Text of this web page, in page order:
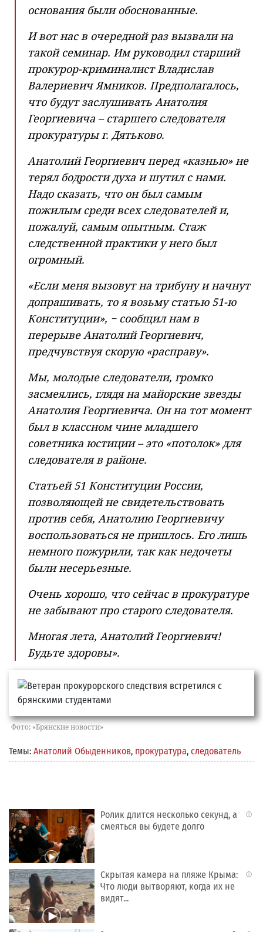
основания были обоснованные.
И вот нас в очередной раз вызвали на
такой семинар. Им руководил старший
прокурор-криминалист Владислав
Валериевич Ямников. Предполагалось,
что будут заслушивать Анатолия
Георгиевича – старшего следователя
прокуратуры г. Дятьково.
Анатолий Георгиевич перед «казнью» не
терял бодрости духа и шутил с нами.
Надо сказать, что он был самым
пожилым среди всех следователей и,
пожалуй, самым опытным. Стаж
следственной практики у него был
огромный.
«Если меня вызовут на трибуну и начнут
допрашивать, то я возьму статью 51-ю
Конституции», − сообщил нам в
перерыве Анатолий Георгиевич,
предчувствуя скорую «расправу».
Мы, молодые следователи, громко
засмеялись, глядя на майорские звезды
Анатолия Георгиевича. Он на тот момент
был в классном чине младшего
советника юстиции – это «потолок» для
следователя в районе.
Статьей 51 Конституции России,
позволяющей не свидетельствовать
против себя, Анатолию Георгиевичу
воспользоваться не пришлось. Его лишь
немного пожурили, так как недочеты
были несерьезные.
Очень хорошо, что сейчас в прокуратуре
не забывают про старого следователя.
Многая лета, Анатолий Георгиевич!
Будьте здоровы».
Фото: «Брянские новости»
Темы: Анатолий Обыденников, прокуратура, следователь
i
Ролик длится несколько секунд, а
смеяться вы будете долго
i
Скрытая камера на пляже Крыма:
Что люди вытворяют, когда их не
видят...